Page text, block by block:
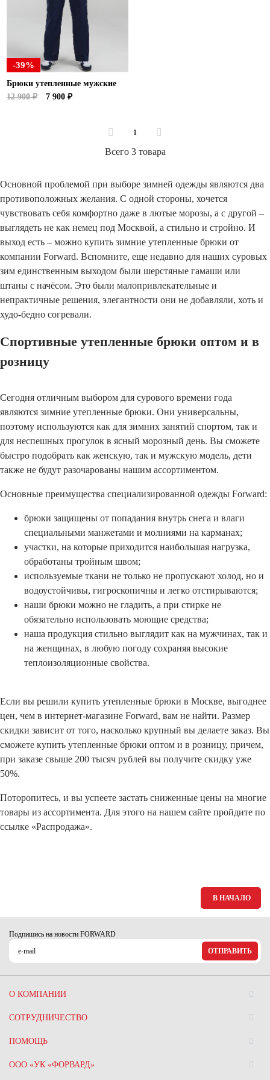
Ханты-Мансийский автономный округ (3)
Челябинская область (2)
Ямало-Ненецкий автономный округ (1)
Ярославская область (1)
-39%
Брюки утепленные мужские
12 900 ₽
7 900 ₽
1
Всего 3 товара
Основной проблемой при выборе зимней одежды являются два
противоположных желания. С одной стороны, хочется
чувствовать себя комфортно даже в лютые морозы, а с другой –
выглядеть не как немец под Москвой, а стильно и стройно. И
выход есть – можно купить зимние утепленные брюки от
компании Forward. Вспомните, еще недавно для наших суровых
зим единственным выходом были шерстяные гамаши или
штаны с начёсом. Это были малопривлекательные и
непрактичные решения, элегантности они не добавляли, хоть и
худо-бедно согревали.
Спортивные утепленные брюки оптом и в
розницу
Сегодня отличным выбором для сурового времени года
являются зимние утепленные брюки. Они универсальны,
поэтому используются как для зимних занятий спортом, так и
для неспешных прогулок в ясный морозный день. Вы сможете
быстро подобрать как женскую, так и мужскую модель, дети
также не будут разочарованы нашим ассортиментом.
Основные преимущества специализированной одежды Forward:
брюки защищены от попадания внутрь снега и влаги
специальными манжетами и молниями на карманах;
участки, на которые приходится наибольшая нагрузка,
обработаны тройным швом;
используемые ткани не только не пропускают холод, но и
водоустойчивы, гигроскопичны и легко отстирываются;
наши брюки можно не гладить, а при стирке не
обязательно использовать моющие средства;
наша продукция стильно выглядит как на мужчинах, так и
на женщинах, в любую погоду сохраняя высокие
теплоизоляционные свойства.
Если вы решили купить утепленные брюки в Москве, выгоднее
цен, чем в интернет-магазине Forward, вам не найти. Размер
скидки зависит от того, насколько крупный вы делаете заказ. Вы
сможете купить утепленные брюки оптом и в розницу, причем,
при заказе свыше 200 тысяч рублей вы получите скидку уже
50%.
Поторопитесь, и вы успеете застать сниженные цены на многие
товары из ассортимента. Для этого на нашем сайте пройдите по
ссылке «Распродажа».
В НАЧАЛО
Подпишись на новости FORWARD
ОТПРАВИТЬ
О КОМПАНИИ
СОТРУДНИЧЕСТВО
ПОМОЩЬ
ООО «УК «ФОРВАРД»